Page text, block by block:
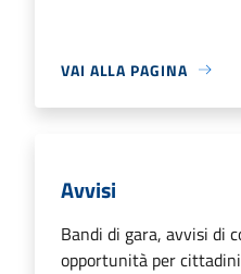
VAI ALLA PAGINA
Avvisi
Bandi di gara, avvisi di
opportunità per